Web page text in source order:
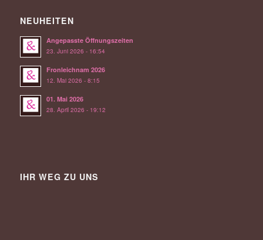
NEUHEITEN
Angepasste Öffnungszeiten
23. Juni 2026 - 16:54
Fronleichnam 2026
12. Mai 2026 - 8:15
01. Mai 2026
28. April 2026 - 19:12
IHR WEG ZU UNS